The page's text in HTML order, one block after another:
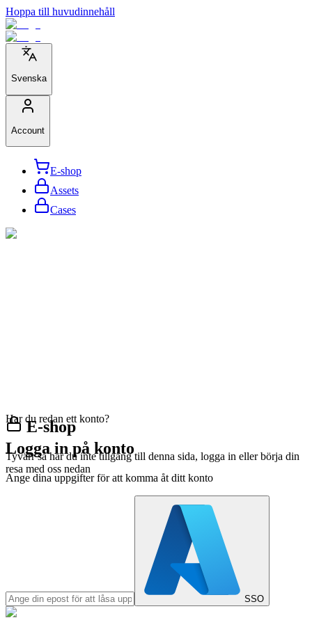
Hoppa till huvudinnehåll
Svenska
Account
E-shop
Assets
Cases
E-shop
Tyvärr så har du inte tillgång till denna sida, logga in eller börja din
resa med oss nedan
Har du redan ett konto?
Logga in på konto
Ange dina uppgifter för att komma åt ditt konto
SSO